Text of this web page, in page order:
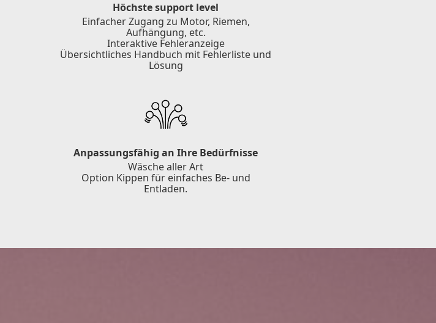
Höchste support level
Einfacher Zugang zu Motor, Riemen,
Aufhängung, etc.
Interaktive Fehleranzeige
Übersichtliches Handbuch mit Fehlerliste und
Lösung
Anpassungsfähig an Ihre Bedürfnisse
Wäsche aller Art
Option Kippen für einfaches Be- und
Entladen.